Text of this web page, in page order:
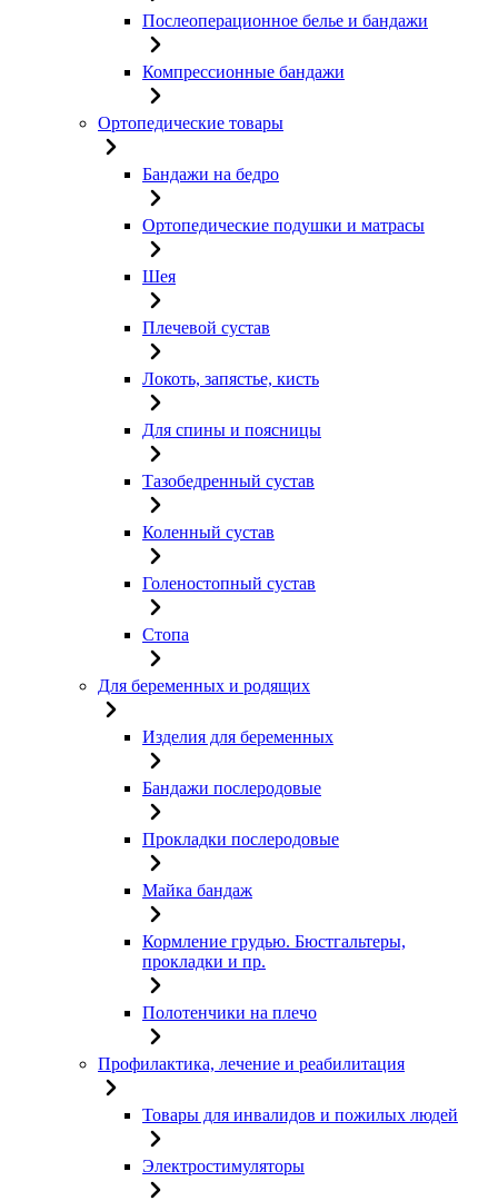
Послеоперационное белье и бандажи
Компрессионные бандажи
Ортопедические товары
Бандажи на бедро
Ортопедические подушки и матрасы
Шея
Плечевой сустав
Локоть, запястье, кисть
Для спины и поясницы
Тазобедренный сустав
Коленный сустав
Голеностопный сустав
Стопа
Для беременных и родящих
Изделия для беременных
Бандажи послеродовые
Прокладки послеродовые
Майка бандаж
Кормление грудью. Бюстгальтеры,
прокладки и пр.
Полотенчики на плечо
Профилактика, лечение и реабилитация
Товары для инвалидов и пожилых людей
Электростимуляторы